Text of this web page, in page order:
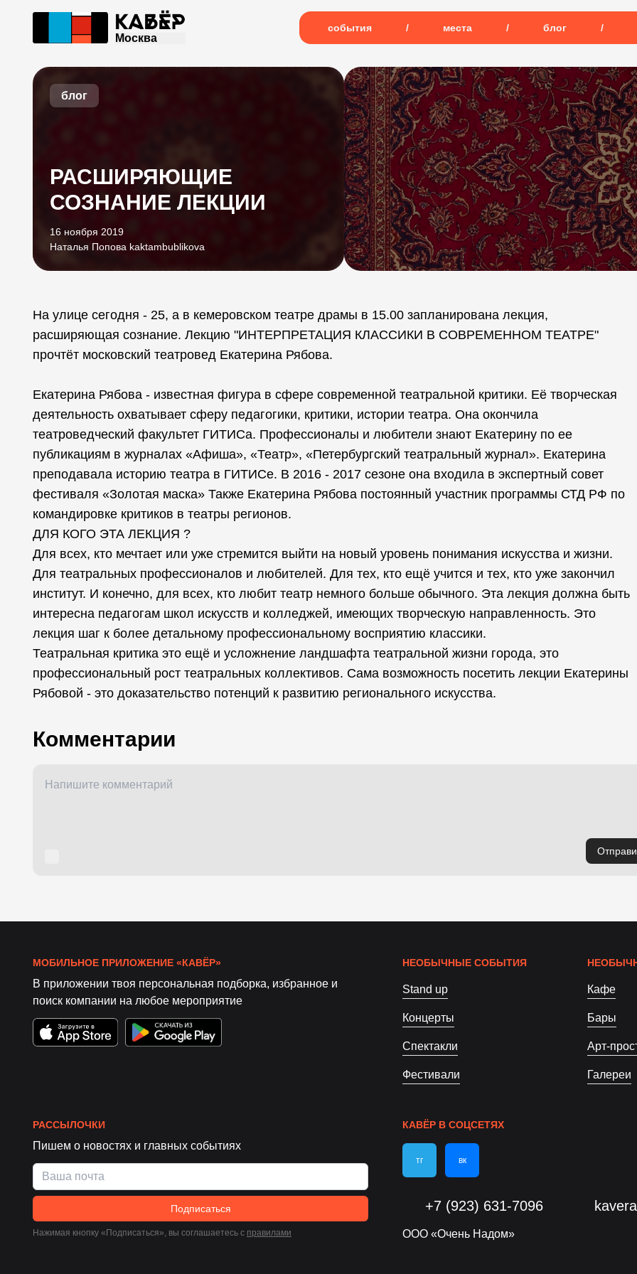
Москва
события / места / блог /
блог
РАСШИРЯЮЩИЕ
СОЗНАНИЕ ЛЕКЦИИ
16 ноября 2019
Наталья Попова kaktambublikova
На улице сегодня - 25, а в кемеровском театре драмы в 15.00 запланирована лекция,
расширяющая сознание. Лекцию "ИНТЕРПРЕТАЦИЯ КЛАССИКИ В СОВРЕМЕННОМ ТЕАТРЕ"
прочтёт московский театровед Екатерина Рябова.
Екатерина Рябова - известная фигура в сфере современной театральной критики. Её творческая
деятельность охватывает сферу педагогики, критики, истории театра. Она окончила
театроведческий факультет ГИТИСа. Профессионалы и любители знают Екатерину по ее
публикациям в журналах «Афиша», «Театр», «Петербургский театральный журнал». Екатерина
преподавала историю театра в ГИТИСе. В 2016 - 2017 сезоне она входила в экспертный совет
фестиваля «Золотая маска» Также Екатерина Рябова постоянный участник программы СТД РФ по
командировке критиков в театры регионов.
ДЛЯ КОГО ЭТА ЛЕКЦИЯ ?
Для всех, кто мечтает или уже стремится выйти на новый уровень понимания искусства и жизни.
Для театральных профессионалов и любителей. Для тех, кто ещё учится и тех, кто уже закончил
институт. И конечно, для всех, кто любит театр немного больше обычного. Эта лекция должна быть
интересна педагогам школ искусств и колледжей, имеющих творческую направленность. Это
лекция шаг к более детальному профессиональному восприятию классики.
Театральная критика это ещё и усложнение ландшафта театральной жизни города, это
профессиональный рост театральных коллективов. Сама возможность посетить лекции Екатерины
Рябовой - это доказательство потенций к развитию регионального искусства.
Комментарии
МОБИЛЬНОЕ ПРИЛОЖЕНИЕ «КАВЁР»
В приложении твоя персональная подборка, избранное и
поиск компании на любое мероприятие
НЕОБЫЧНЫЕ СОБЫТИЯ
Stand up
Концерты
Спектакли
Фестивали
Кафе
Бары
Арт-
Галереи
РАССЫЛОЧКИ
Пишем о новостях и главных событиях
Подписаться
Нажимая кнопку «Подписаться», вы соглашаетесь c правилами
КАВЁР В СОЦСЕТЯХ
тг вк
+7 (923) 631-7096
ООО «Очень Надом»